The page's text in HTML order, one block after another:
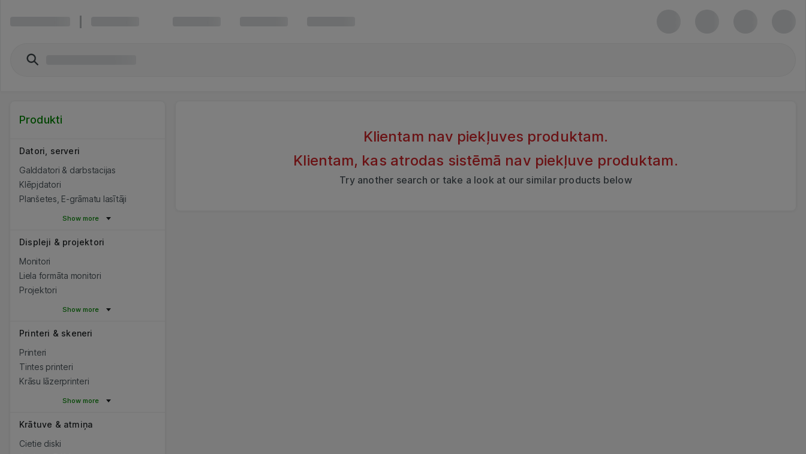
Produkti
Datori, serveri
Galddatori & darbstacijas
Klēpjdatori
Planšetes, E-grāmatu lasītāji
Show more
Displeji & projektori
Monitori
Liela formāta monitori
Projektori
Show more
Printeri & skeneri
Printeri
Tintes printeri
Krāsu lāzerprinteri
Show more
Krātuve & atmiņa
Cietie diski
Klientam nav piekļuves produktam.
Klientam, kas atrodas sistēmā nav piekļuve produktam.
Try another search or take a look at our similar products below